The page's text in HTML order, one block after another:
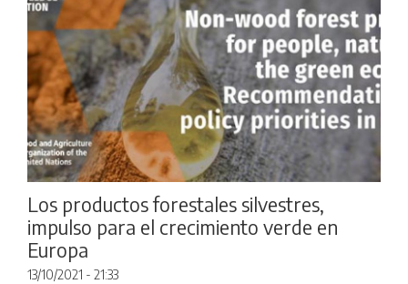
Los productos forestales silvestres,
impulso para el crecimiento verde en
Europa
13/10/2021 - 21:33